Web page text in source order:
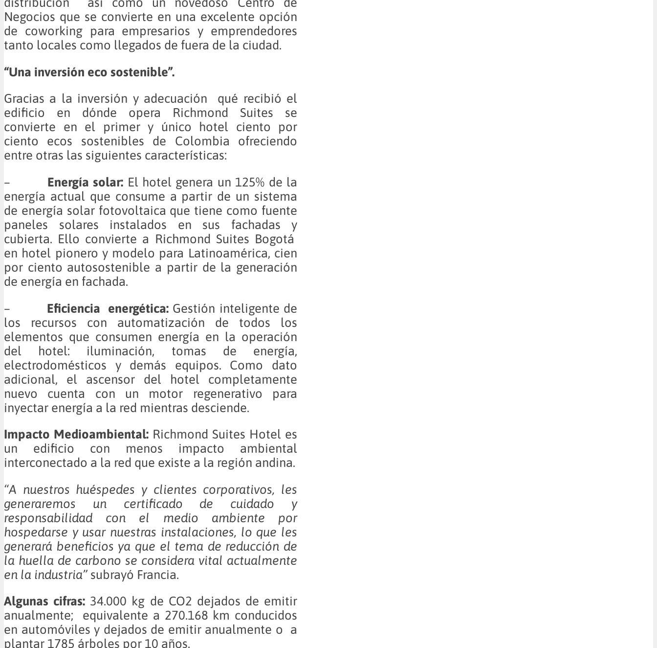
Negocios que se convierte en una excelente opción
de coworking para empresarios y emprendedores
tanto locales como llegados de fuera de la ciudad.
“Una inversión eco sostenible”.
Gracias a la inversión y adecuación qué recibió el
edificio en dónde opera Richmond Suites se
convierte en el primer y único hotel ciento por
ciento ecos sostenibles de Colombia ofreciendo
entre otras las siguientes características:
– Energía solar: El hotel genera un 125% de la
energía actual que consume a partir de un sistema
de energía solar fotovoltaica que tiene como fuente
paneles solares instalados en sus fachadas y
cubierta. Ello convierte a Richmond Suites Bogotá
en hotel pionero y modelo para Latinoamérica, cien
por ciento autosostenible a partir de la generación
de energía en fachada.
– Eficiencia energética: Gestión inteligente de
los recursos con automatización de todos los
elementos que consumen energía en la operación
del hotel: iluminación, tomas de energía,
electrodomésticos y demás equipos. Como dato
adicional, el ascensor del hotel completamente
nuevo cuenta con un motor regenerativo para
inyectar energía a la red mientras desciende.
Impacto Medioambiental: Richmond Suites Hotel es
un edificio con menos impacto ambiental
interconectado a la red que existe a la región andina.
“A nuestros huéspedes y clientes corporativos, les
generaremos un certificado de cuidado y
responsabilidad con el medio ambiente por
hospedarse y usar nuestras instalaciones, lo que les
generará beneficios ya que el tema de reducción de
la huella de carbono se considera vital actualmente
en la industria” subrayó Francia.
Algunas cifras: 34.000 kg de CO2 dejados de emitir
anualmente; equivalente a 270.168 km conducidos
en automóviles y dejados de emitir anualmente o a
plantar 1785 árboles por 10 años.